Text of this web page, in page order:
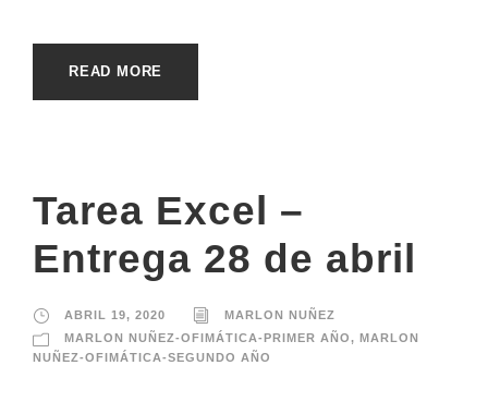
READ MORE
Tarea Excel –
Entrega 28 de abril
ABRIL 19, 2020
MARLON NUÑEZ
MARLON NUÑEZ-OFIMÁTICA-PRIMER AÑO, MARLON
NUÑEZ-OFIMÁTICA-SEGUNDO AÑO